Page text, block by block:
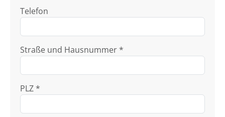
Telefon
Straße und Hausnummer *
PLZ *